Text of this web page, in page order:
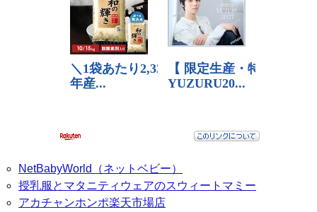
NetBabyWorld（ネットベビー）
授乳服とマタニティウェアのスウィートマミー
アカチャンホンポ楽天市場店